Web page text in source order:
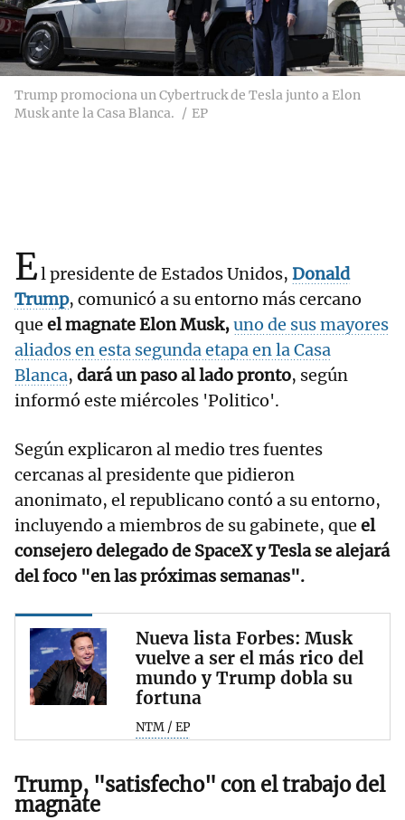
Trump promociona un Cybertruck de Tesla junto a Elon
Musk ante la Casa Blanca.
EP
El presidente de Estados Unidos, Donald
Trump, comunicó a su entorno más cercano
que el magnate Elon Musk,uno de sus mayores
aliados en esta segunda etapa en la Casa
Blanca, dará un paso al lado pronto, según
informó este miércoles 'Politico'.
Según explicaron al medio tres fuentes
cercanas al presidente que pidieron
anonimato, el republicano contó a su entorno,
incluyendo a miembros de su gabinete, que el
consejero delegado de SpaceX y Tesla se alejará
del foco "en las próximas semanas".
Nueva lista Forbes: Musk
vuelve a ser el más rico del
mundo y Trump dobla su
fortuna
NTM / EP
Trump, "satisfecho" con el trabajo del
magnate